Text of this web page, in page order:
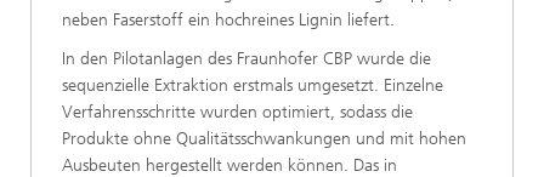
neben Faserstoff ein hochreines Lignin liefert.
In den Pilotanlagen des Fraunhofer CBP wurde die
sequenzielle Extraktion erstmals umgesetzt. Einzelne
Verfahrensschritte wurden optimiert, sodass die
Produkte ohne Qualitätsschwankungen und mit hohen
Ausbeuten hergestellt werden können. Das in